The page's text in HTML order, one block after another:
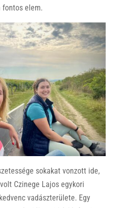
fontos elem.
sokakat vonzott ide,
Czinege Lajos egykori
vadászterülete. Egy